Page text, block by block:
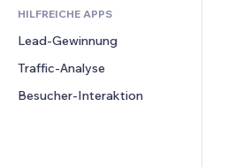
Wetter
Diagramme & Tabellen
CRM
HILFREICHE APPS
Lead-Gewinnung
Traffic-Analyse
Besucher-Interaktion